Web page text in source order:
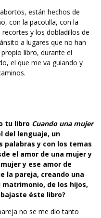
están hechos de
con la pacotilla, con la
y los dobladillos de
a lugares que no han
libro, durante el
el que me va guiando y
tu libro Cuando una mujer
del lenguaje, un
y con los temas
el amor de una mujer y
y ese amor de
la pareja, creando una
de los hijos,
éste libro?
no se me dio tanto